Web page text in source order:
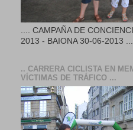
.... CAMPAÑA DE
2013 - BAIONA 30-06-2013
.. CARRERA CICLISTA EN
VÍCTIMAS DE TRÁFICO ...